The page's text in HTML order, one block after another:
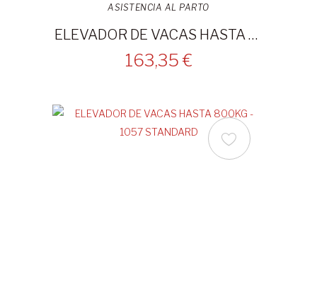
ASISTENCIA AL PARTO
ELEVADOR DE VACAS HASTA 900KG - 1067 STANDARD
163,35 €